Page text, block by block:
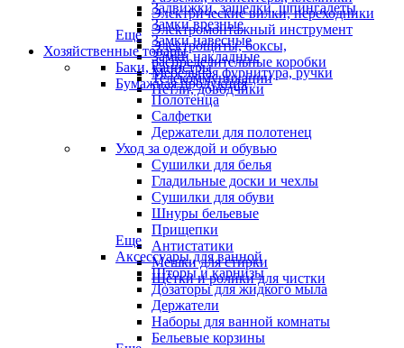
Электрические вилки, переходники
Электромонтажный инструмент
Электрощиты, боксы,
распределительные коробки
Телекоммуникации
Задвижки, защелки, шпингалеты
Замки врезные
Замки навесные
Замки накладные
Мебельная фурнитура, ручки
Петли, доводчики
Еще
Хозяйственные товары
Баки, канистры
Бумажная продукция
Полотенца
Салфетки
Держатели для полотенец
Уход за одеждой и обувью
Сушилки для белья
Гладильные доски и чехлы
Сушилки для обуви
Шнуры бельевые
Прищепки
Антистатики
Мешки для стирки
Щётки и ролики для чистки
Еще
Аксессуары для ванной
Шторы и карнизы
Дозаторы для жидкого мыла
Держатели
Наборы для ванной комнаты
Бельевые корзины